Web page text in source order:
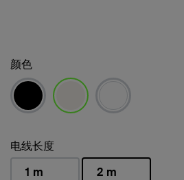
颜色
电线长度
1 m
2 m